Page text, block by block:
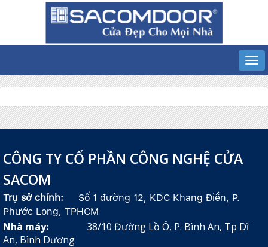
CÔNG TY CỔ PHẦN CÔNG NGHỆ CỬA
SACOM
Trụ sở chính:
Số 1 đường 12, KDC Khang Điền, P.
Phước Long, TPHCM
Nhà máy: 38/10 Đường Lồ Ô, P. Bình An, Tp Dĩ
An, Bình Dương